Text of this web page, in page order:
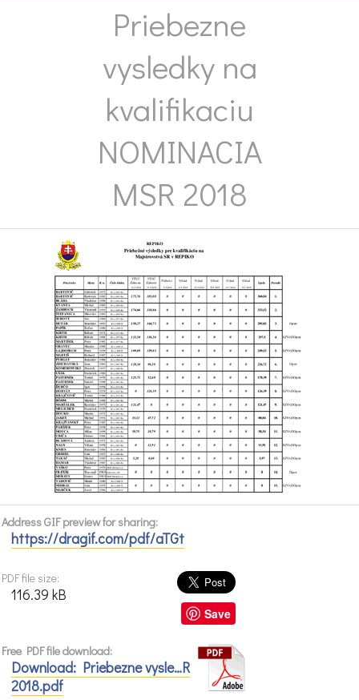
Priebezne
vysledky na
kvalifikaciu
NOMINACIA
MSR 2018
Address GIF preview for sharing:
https://dragif.com/pdf/aTGt
Save
PDF file size:
116.39 kB
Free PDF file download:
Download: Priebezne vysle…R
2018.pdf